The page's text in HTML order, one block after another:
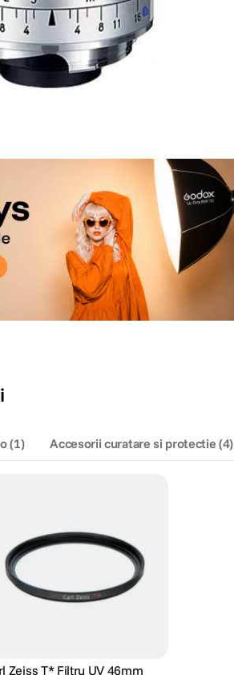
(1) Accesorii curatare si protectie (4)
Zeiss T* Filtru UV 46mm